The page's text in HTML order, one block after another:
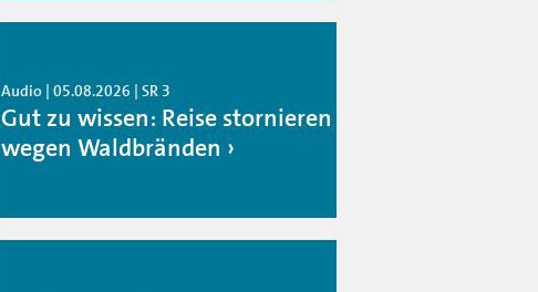
Audio | 05.08.2026 | SR 3
Gut zu wissen: Reise stornieren
wegen Waldbränden